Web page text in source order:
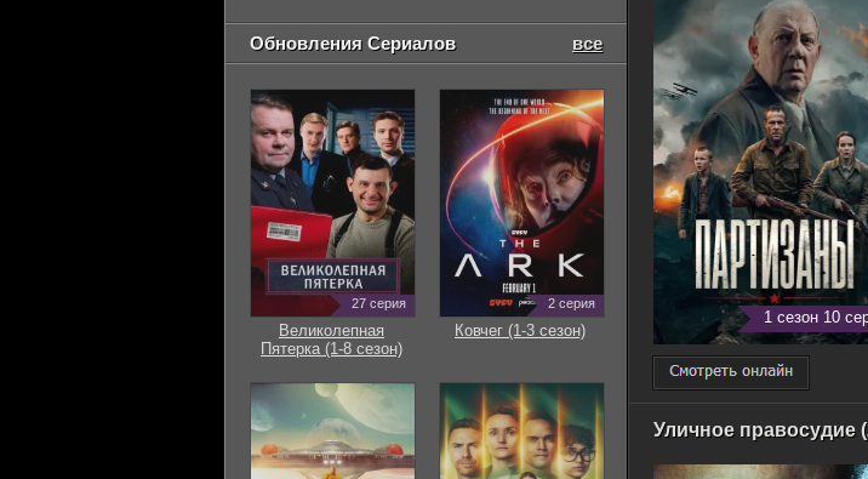
1 сезон 10
Уличное правосудие
Обновления Сериалов все
27 серия
Великолепная
Пятерка (1-8 сезон)
2 серия
Ковчег (1-3 сезон)